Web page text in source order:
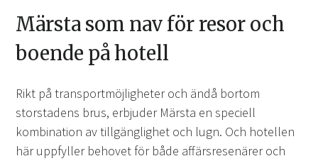
Märsta som nav för resor och
boende på hotell
Rikt på transportmöjligheter och ändå bortom
storstadens brus, erbjuder Märsta en speciell
kombination av tillgänglighet och lugn. Och hotellen
här uppfyller behovet för både affärsresenärer och